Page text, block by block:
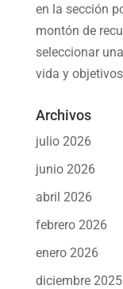
en la sección
montón de
seleccionar
vida y
Archivos
julio 2026
junio 2026
abril 2026
febrero 2026
enero 2026
diciembre 2025